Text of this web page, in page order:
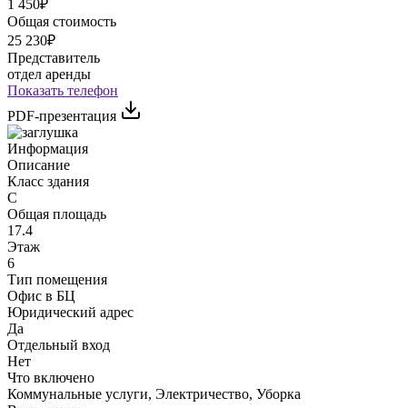
1 450₽
Общая стоимость
25 230₽
Представитель
отдел аренды
Показать телефон
PDF-презентация
Информация
Описание
Класс здания
C
Общая площадь
17.4
Этаж
6
Тип помещения
Офис в БЦ
Юридический адрес
Да
Отдельный вход
Нет
Что включено
Коммунальные услуги, Электричество, Уборка